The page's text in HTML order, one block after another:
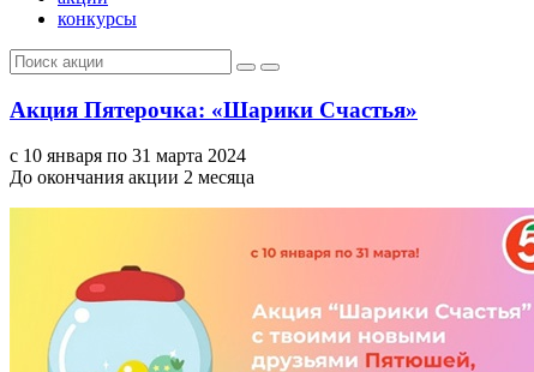
конкурсы
Акция Пятерочка: «Шарики Счастья»
с 10 января по 31 марта 2024
До окончания акции 2 месяца